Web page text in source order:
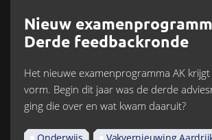
Nieuw
Derde feedbackronde
Het nieuwe examenprogramma AK krijgt
vorm. Begin dit jaar was de derde
ging die over en wat kwam daaruit?